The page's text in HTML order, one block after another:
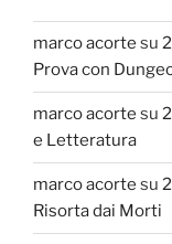
marco acorte su
Prova con
marco acorte su
e Letteratura
marco acorte su
Risorta dai Morti